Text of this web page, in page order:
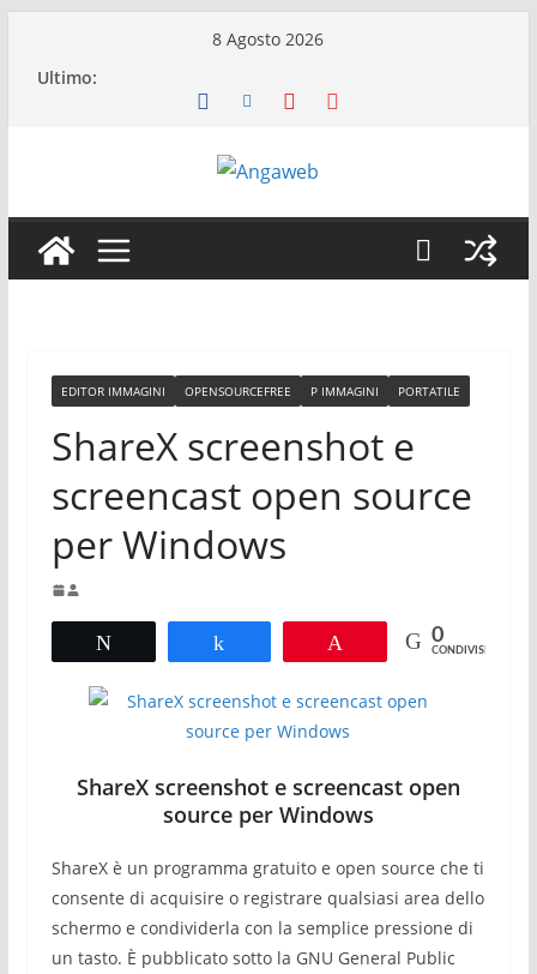
8 Agosto 2026
Ultimo:
EDITOR IMMAGINI OPENSOURCEFREE P IMMAGINI PORTATILE
ShareX screenshot e
screencast open source
per Windows
0
CONDIVISIONI
ShareX screenshot e screencast open
source per Windows
ShareX è un programma gratuito e open source che ti
consente di acquisire o registrare qualsiasi area dello
schermo e condividerla con la semplice pressione di
un tasto. È pubblicato sotto la GNU General Public